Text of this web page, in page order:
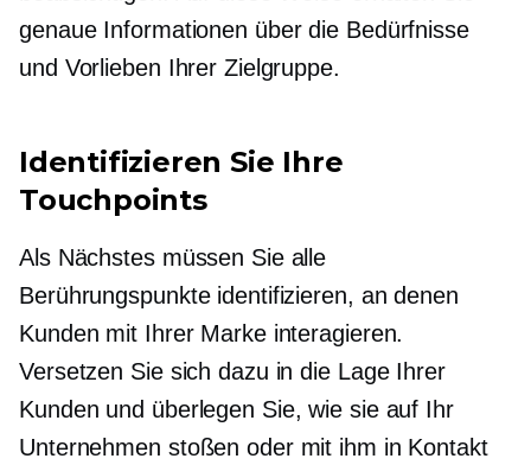
genaue Informationen über die Bedürfnisse
und Vorlieben Ihrer Zielgruppe.
Identifizieren Sie Ihre
Touchpoints
Als Nächstes müssen Sie alle
Berührungspunkte identifizieren, an denen
Kunden mit Ihrer Marke interagieren.
Versetzen Sie sich dazu in die Lage Ihrer
Kunden und überlegen Sie, wie sie auf Ihr
Unternehmen stoßen oder mit ihm in Kontakt